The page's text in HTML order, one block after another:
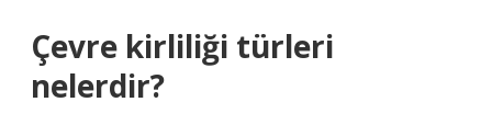
Çevre kirliliği türleri
nelerdir?